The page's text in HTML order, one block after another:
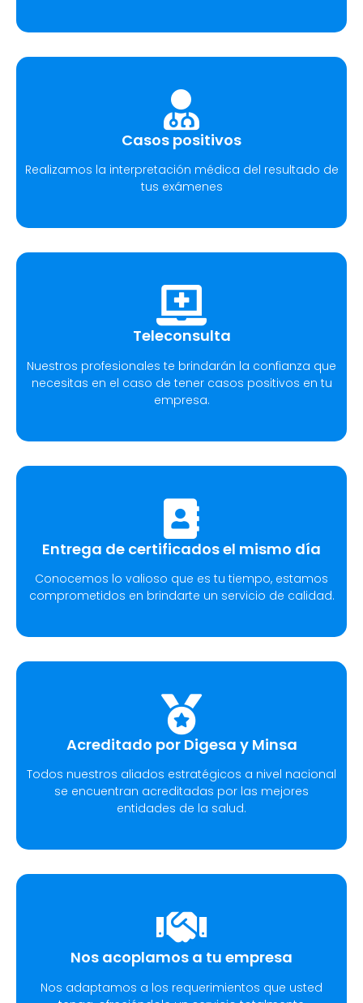
Casos positivos
Realizamos la interpretación médica del resultado de
tus exámenes
Teleconsulta
Nuestros profesionales te brindarán la confianza que
necesitas en el caso de tener casos positivos en tu
empresa.
Entrega de certificados el mismo día
Conocemos lo valioso que es tu tiempo, estamos
comprometidos en brindarte un servicio de calidad.
Acreditado por Digesa y Minsa​
Todos nuestros aliados estratégicos a nivel nacional
se encuentran acreditadas por las mejores
entidades de la salud.
Nos acoplamos a tu empresa
Nos adaptamos a los requerimientos que usted